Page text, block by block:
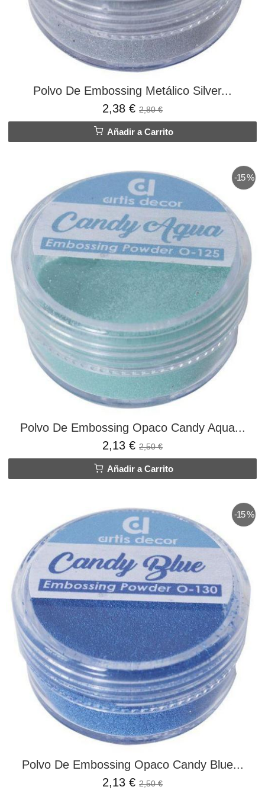
Polvo De Embossing Metálico Silver...
2,38 € 2,80 €
Añadir a Carrito
-15 %
Polvo De Embossing Opaco Candy Aqua...
2,13 € 2,50 €
Añadir a Carrito
-15 %
Polvo De Embossing Opaco Candy Blue...
2,13 € 2,50 €